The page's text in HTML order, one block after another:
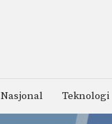
Nasjonal Teknologi